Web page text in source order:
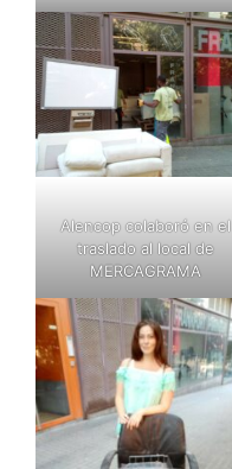
Alencop colaboró en el
traslado al local de
MERCAGRAMA